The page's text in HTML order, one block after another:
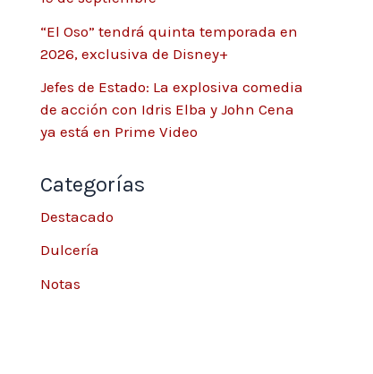
“El Oso” tendrá quinta temporada en
2026, exclusiva de Disney+
Jefes de Estado: La explosiva comedia
de acción con Idris Elba y John Cena
ya está en Prime Video
Categorías
Destacado
Dulcería
Notas